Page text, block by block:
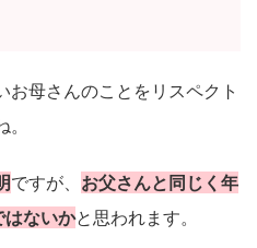
お母さんのことをリスペクト
ですが、 お父さんと同じく年
ないかと思われます。